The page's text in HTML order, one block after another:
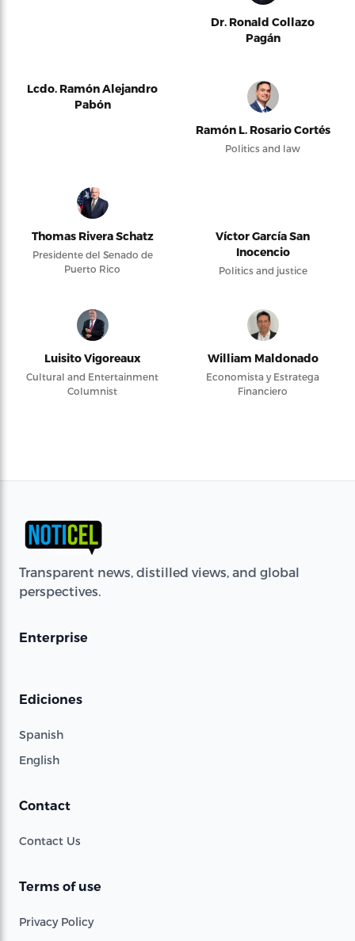
Dr. Ronald Collazo
Pagán
Lcdo. Ramón Alejandro
Pabón
Ramón L. Rosario Cortés
Politics and law
Thomas Rivera Schatz
Presidente del Senado de
Puerto Rico
Víctor García San
Inocencio
Politics and justice
Luisito Vigoreaux
Cultural and Entertainment
Columnist
William Maldonado
Economista y Estratega
Financiero
Transparent news, distilled views, and global
perspectives.
Enterprise
Ediciones
Spanish
English
Contact
Contact Us
Terms of use
Privacy Policy